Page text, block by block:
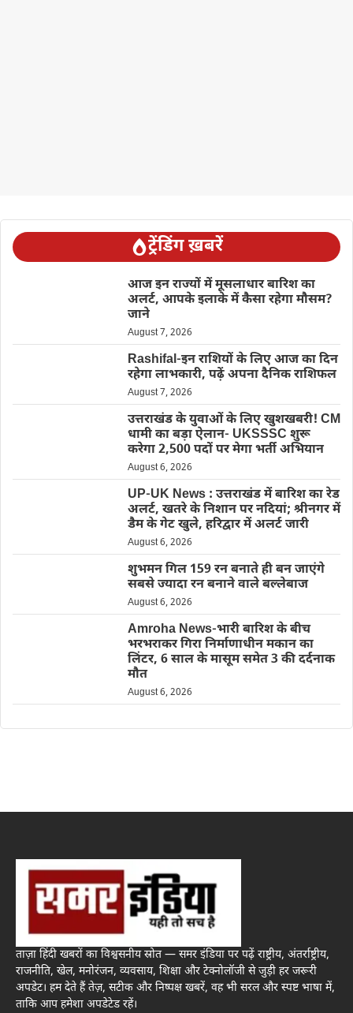
ट्रेंडिंग ख़बरें
आज इन राज्यों में मूसलाधार बारिश का
अलर्ट, आपके इलाके में कैसा रहेगा मौसम?
जाने
August 7, 2026
Rashifal-इन राशियों के लिए आज का दिन
रहेगा लाभकारी, पढ़ें अपना दैनिक राशिफल
August 7, 2026
उत्तराखंड के युवाओं के लिए खुशखबरी! CM
धामी का बड़ा ऐलान- UKSSSC शुरू
करेगा 2,500 पदों पर मेगा भर्ती अभियान
August 6, 2026
UP-UK News : उत्तराखंड में बारिश का रेड
अलर्ट, खतरे के निशान पर नदियां; श्रीनगर में
डैम के गेट खुले, हरिद्वार में अलर्ट जारी
August 6, 2026
शुभमन गिल 159 रन बनाते ही बन जाएंगे
सबसे ज्यादा रन बनाने वाले बल्लेबाज
August 6, 2026
Amroha News-भारी बारिश के बीच
भरभराकर गिरा निर्माणाधीन मकान का
लिंटर, 6 साल के मासूम समेत 3 की दर्दनाक
मौत
August 6, 2026
ताज़ा हिंदी खबरों का विश्वसनीय स्रोत — समर इंडिया पर पढ़ें राष्ट्रीय, अंतर्राष्ट्रीय,
राजनीति, खेल, मनोरंजन, व्यवसाय, शिक्षा और टेक्नोलॉजी से जुड़ी हर जरूरी
अपडेट। हम देते हैं तेज़, सटीक और निष्पक्ष खबरें, वह भी सरल और स्पष्ट भाषा में,
ताकि आप हमेशा अपडेटेड रहें।